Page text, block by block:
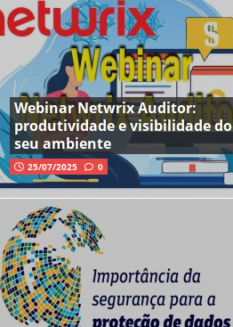
Webinar Netwrix Auditor:
produtividade e visibilidade do
seu ambiente
25/07/2025 0